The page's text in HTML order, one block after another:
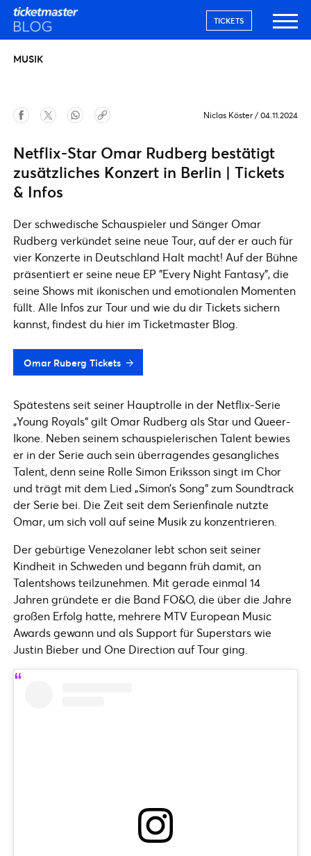
TICKETS
MUSIK
Niclas Köster / 04.11.2024
Netflix-Star Omar Rudberg bestätigt
zusätzliches Konzert in Berlin | Tickets
& Infos
Der schwedische Schauspieler und Sänger Omar
Rudberg verkündet seine neue Tour, auf der er auch für
vier Konzerte in Deutschland Halt macht! Auf der Bühne
präsentiert er seine neue EP "Every Night Fantasy", die
seine Shows mit ikonischen und emotionalen Momenten
füllt. Alle Infos zur Tour und wie du dir Tickets sichern
kannst, findest du hier im Ticketmaster Blog.
Omar Ruberg Tickets
Spätestens seit seiner Hauptrolle in der Netflix-Serie
„Young Royals“ gilt Omar Rudberg als Star und Queer-
Ikone. Neben seinem schauspielerischen Talent bewies
er in der Serie auch sein überragendes gesangliches
Talent, denn seine Rolle Simon Eriksson singt im Chor
und trägt mit dem Lied „Simon’s Song“ zum Soundtrack
der Serie bei. Die Zeit seit dem Serienfinale nutzte
Omar, um sich voll auf seine Musik zu konzentrieren.
Der gebürtige Venezolaner lebt schon seit seiner
Kindheit in Schweden und begann früh damit, an
Talentshows teilzunehmen. Mit gerade einmal 14
Jahren gründete er die Band FO&O, die über die Jahre
großen Erfolg hatte, mehrere MTV European Music
Awards gewann und als Support für Superstars wie
Justin Bieber und One Direction auf Tour ging.